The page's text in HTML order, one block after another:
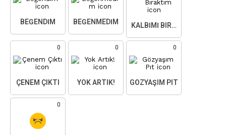
BEĞENDIM BEĞENMEDIM KALBIMI BIRAKTIM
0
ÇENEM ÇIKTI
0
YOK ARTIK!
0
GÖZYAŞIM PIT
0